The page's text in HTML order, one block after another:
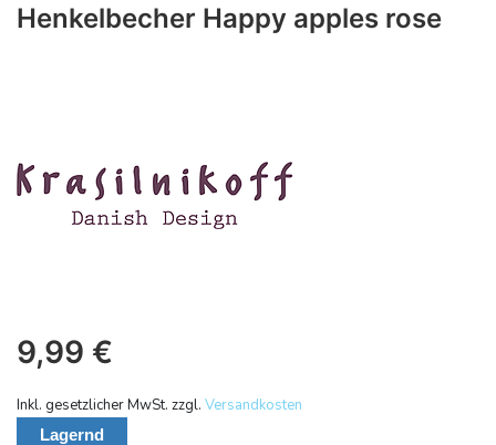
Henkelbecher Happy apples rose
9,99 €
Inkl. gesetzlicher MwSt. zzgl. Versandkosten
Lagernd